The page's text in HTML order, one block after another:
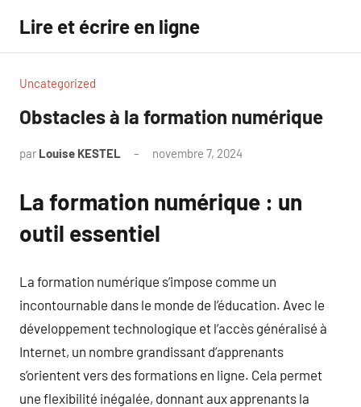
contenu
Lire et écrire en ligne
Uncategorized
Obstacles à la formation numérique
par Louise KESTEL novembre 7, 2024
La formation numérique : un
outil essentiel
La formation numérique s’impose comme un
incontournable dans le monde de l’éducation. Avec le
développement technologique et l’accès généralisé à
Internet, un nombre grandissant d’apprenants
s’orientent vers des formations en ligne. Cela permet
une flexibilité inégalée, donnant aux apprenants la